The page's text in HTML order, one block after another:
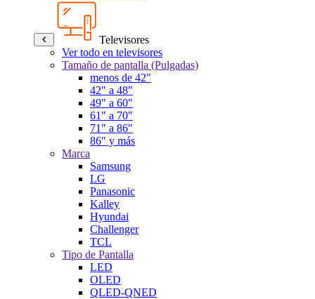
Televisores
Ver todo en televisores
Tamaño de pantalla (Pulgadas)
menos de 42"
42" a 48"
49" a 60"
61" a 70"
71" a 86"
86" y más
Marca
Samsung
LG
Panasonic
Kalley
Hyundai
Challenger
TCL
Tipo de Pantalla
LED
OLED
QLED-QNED